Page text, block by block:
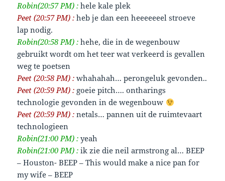
Robin(20:57 PM) : hele kale plek
Peet (20:57 PM) : heb je dan een heeeeeeel stroeve
lap nodig.
Robin(20:58 PM) : hehe, die in de wegenbouw
gebruikt wordt om het teer wat verkeerd is gevallen
weg te poetsen
Peet (20:58 PM) : whahahah… perongeluk gevonden..
Peet (20:59 PM) : goeie pitch…. ontharings
technologie gevonden in de wegenbouw
Peet (20:59 PM) : netals… pannen uit de ruimtevaart
technologieen
Robin(21:00 PM) : yeah
Robin(21:00 PM) : ik zie die neil armstrong al… BEEP
– Houston- BEEP – This would make a nice pan for
my wife – BEEP